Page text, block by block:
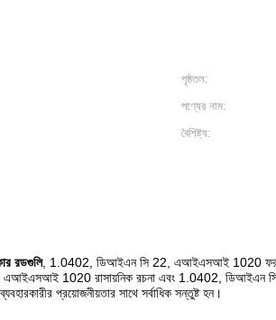
পৃষ্ঠতল:
পণ্যের নাম:
বৈশিষ্ট্য:
রডগুলি, 1.0402, ডিআইএন সি 22, এআইএসআই 1020 ফরজিং,
এআইএসআই 1020 রাসায়নিক রচনা এবং 1.0402, ডিআইএন
প্রয়োজনীয়তার সাথে সর্বাধিক সন্তুষ্ট হন।